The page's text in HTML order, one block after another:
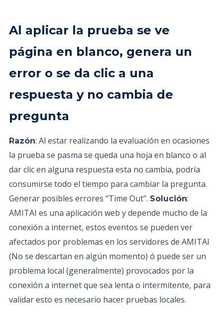
Al aplicar la prueba se ve
página en blanco, genera un
error o se da clic a una
respuesta y no cambia de
pregunta
Razón: Al estar realizando la evaluación en ocasiones
la prueba se pasma se queda una hoja en blanco o al
dar clic en alguna respuesta esta no cambia, podría
consumirse todo el tiempo para cambiar la pregunta.
Generar posibles errores “Time Out”. Solución:
AMITAI es una aplicación web y depende mucho de la
conexión a internet, estos eventos se pueden ver
afectados por problemas en los servidores de AMITAI
(No se descartan en algún momento) ó puede ser un
problema local (generalmente) provocados por la
conexión a internet que sea lenta o intermitente, para
validar esto es necesario hacer pruebas locales.